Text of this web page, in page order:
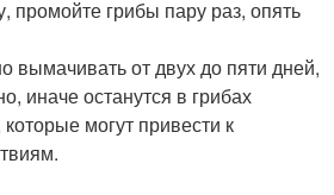
промойте грибы пару раз, опять
вымачивать от двух до пяти дней,
иначе останутся в грибах
могут привести к